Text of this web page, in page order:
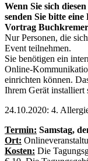
Wenn Sie sich
senden Sie bitte
Vortrag
Nur Personen, die
Event teilnehmen.
Sie benötigen ein
Online-
einrichten können.
Ihrem Gerät installiert
24.10.2020: 4.
Termin: Samstag,
Ort:
Kosten: Die